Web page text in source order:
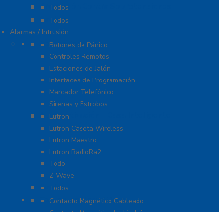
Protección Contra Sobretensiones
Todos
Cables
Todos
Alarmas / Intrusión
Accesorios
Botones de Pánico
Controles Remotos
Estaciones de Jalón
Interfaces de Programación
Marcador Telefónico
Sirenas y Estrobos
Automatización – Casa Inteligente
Lutron
Lutron Caseta Wireless
Lutron Maestro
Lutron RadioRa2
Todo
Z-Wave
Cables
Todos
Contactos Magnéticos
Contacto Magnético Cableado